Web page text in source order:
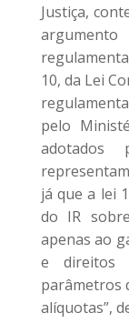
Justiça,
10, da Lei
pelo
adotados
já que a lei
do IR
apenas ao
e direitos
parâmetros
alíquotas”,